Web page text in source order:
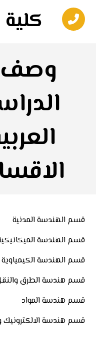
وصف
قسم الهندسة المدنية
قسم الهندسة
قسم الهندسة الكيمياوية
قسم هندسة الطرق
قسم هندسة المواد
قسم هندسة الالكترونيك